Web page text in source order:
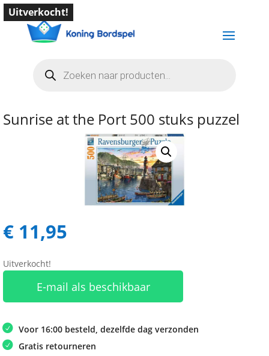
zoeken
Uitverkocht!
Sunrise at the Port 500 stuks puzzel
€ 11,95
Uitverkocht!
E-mail als beschikbaar
Voor 16:00 besteld, dezelfde dag verzonden
Gratis retourneren